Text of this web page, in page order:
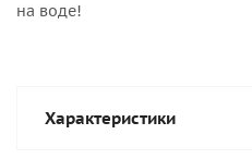
на воде!
Характеристики